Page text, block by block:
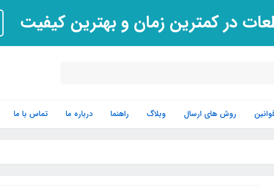
در کمترین زمان و بهترین کیفیت
روش های ارسال وبلاگ راهنما درباره ما تماس با ما